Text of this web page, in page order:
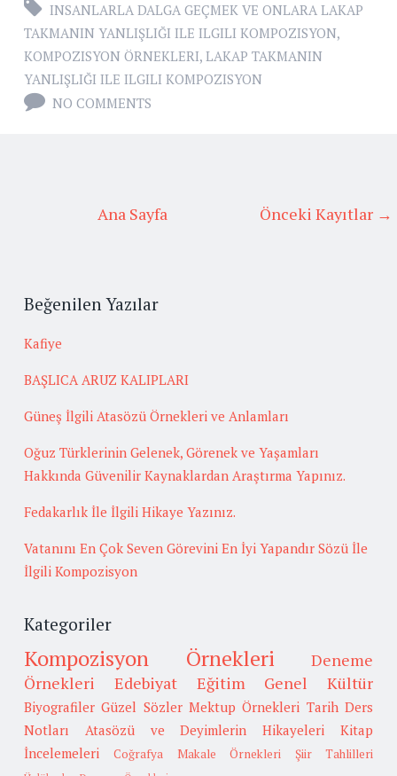
INSANLARLA DALGA GEÇMEK VE ONLARA LAKAP
TAKMANIN YANLIŞLIĞI ILE ILGILI KOMPOZISYON,
KOMPOZISYON ÖRNEKLERI, LAKAP TAKMANIN
YANLIŞLIĞI ILE ILGILI KOMPOZISYON
NO COMMENTS
Önceki Kayıtlar →
Ana Sayfa
Beğenilen Yazılar
Kafiye
BAŞLICA ARUZ KALIPLARI
Güneş İlgili Atasözü Örnekleri ve Anlamları
Oğuz Türklerinin Gelenek, Görenek ve Yaşamları
Hakkında Güvenilir Kaynaklardan Araştırma Yapınız.
Fedakarlık İle İlgili Hikaye Yazınız.
Vatanını En Çok Seven Görevini En İyi Yapandır Sözü İle
İlgili Kompozisyon
Kategoriler
Kompozisyon Örnekleri
Deneme
Örnekleri
Edebiyat Eğitim Genel Kültür
Biyografiler Güzel Sözler Mektup Örnekleri Tarih Ders
Notları
Atasözü ve Deyimlerin Hikayeleri
Kitap
İncelemeleri
Coğrafya Makale Örnekleri Şiir Tahlilleri